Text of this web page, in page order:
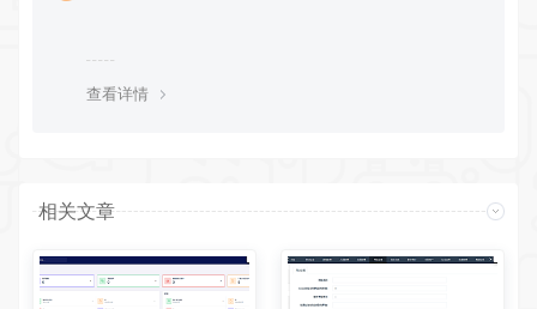
查看详情
相关文章